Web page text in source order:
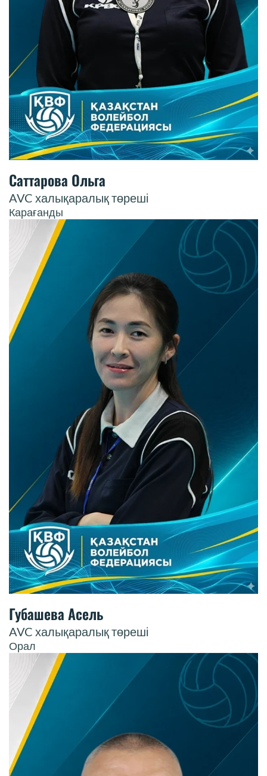
Саттарова Ольга
AVC халықаралық төреші
Карағанды
Губашева Асель
AVC халықаралық төреші
Орал